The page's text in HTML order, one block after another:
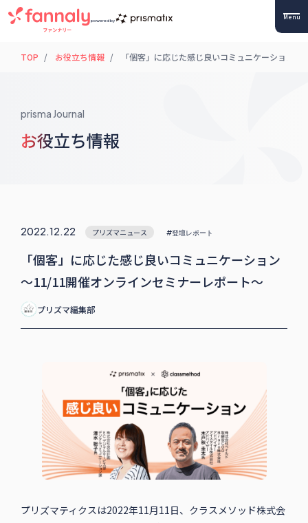
powered by Menu
TOP お役立ち情報 「個客」に応じた感じ良いコミュニケーション
prisma Journal
お役立ち情報
2022.12.22 プリズマニュース #登壇レポート
「個客」に応じた感じ良いコミュニケーション
〜11/11開催オンラインセミナーレポート〜
プリズマ編集部
プリズマティクスは2022年11月11日、クラスメソッド株式会